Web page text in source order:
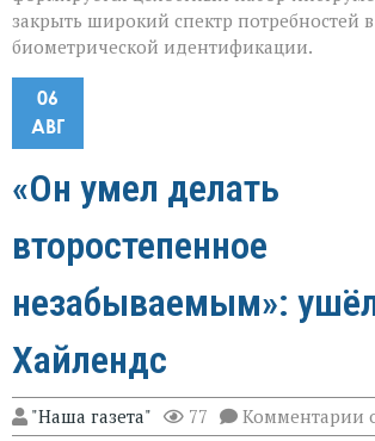
закрыть широкий спектр потребностей в
биометрической идентификации.
06
АВГ
«Он умел делать
второстепенное
незабываемым»:
Хайлендс
"Наша газета" 77 Комментарии к